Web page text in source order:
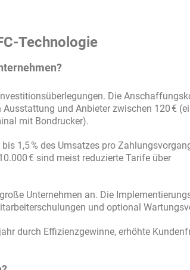
Technologie
Die
und Anbieter zwischen 120 €
mit Bondrucker).
1,5 % des Umsatzes pro
€ sind meist reduzierte Tarife über
Unternehmen an. Die
und optional
durch Effizienzgewinne, erhöhte